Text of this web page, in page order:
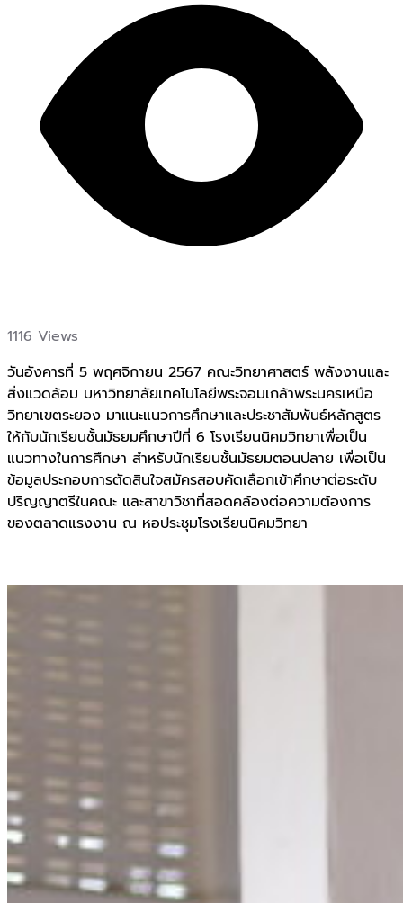
1116 Views
วันอังคารที่ 5 พฤศจิกายน 2567 คณะวิทยาศาสตร์ พลังงานและ
สิ่งแวดล้อม มหาวิทยาลัยเทคโนโลยีพระจอมเกล้าพระนครเหนือ
วิทยาเขตระยอง มาแนะแนวการศึกษาและประชาสัมพันธ์หลักสูตร
ให้กับนักเรียนชั้นมัธยมศึกษาปีที่ 6 โรงเรียนนิคมวิทยาเพื่อเป็น
แนวทางในการศึกษา สำหรับนักเรียนชั้นมัธยมตอนปลาย เพื่อเป็น
ข้อมูลประกอบการตัดสินใจสมัครสอบคัดเลือกเข้าศึกษาต่อระดับ
ปริญญาตรีในคณะ และสาขาวิชาที่สอดคล้องต่อความต้องการ
ของตลาดแรงงาน ณ หอประชุมโรงเรียนนิคมวิทยา